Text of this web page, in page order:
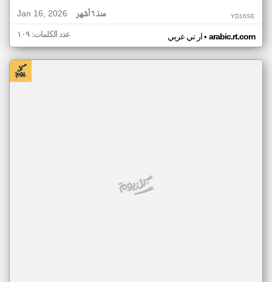
Jan 16, 2026
منذ ٦ أشهر YD16SE
ار تي عربي• arabic.rt.com عدد الكلمات: ١٠٩